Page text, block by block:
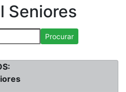
Seniores
Procurar